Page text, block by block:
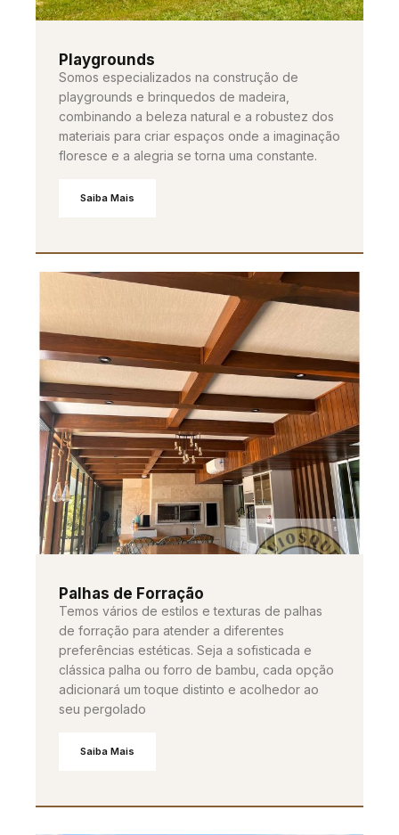
Playgrounds
Somos especializados na construção de
playgrounds e brinquedos de madeira,
combinando a beleza natural e a robustez dos
materiais para criar espaços onde a imaginação
floresce e a alegria se torna uma constante.
Saiba Mais
Palhas de Forração
Temos vários de estilos e texturas de palhas
de forração para atender a diferentes
preferências estéticas. Seja a sofisticada e
clássica palha ou forro de bambu, cada opção
adicionará um toque distinto e acolhedor ao
seu pergolado
Saiba Mais